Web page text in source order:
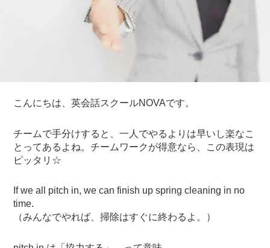
こんにちは、英会話スクールNOVAです。
チームで手分けすると、一人でやるよりは早いし楽なこ
とってあるよね。チームワークが得意なら、この表現は
ピッタリ☆
If we all pitch in, we can finish up spring cleaning in no
time.
（みんなでやれば、掃除はすぐに終わるよ。）